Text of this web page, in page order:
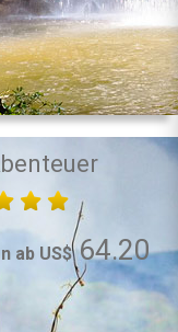
ab US$64.20